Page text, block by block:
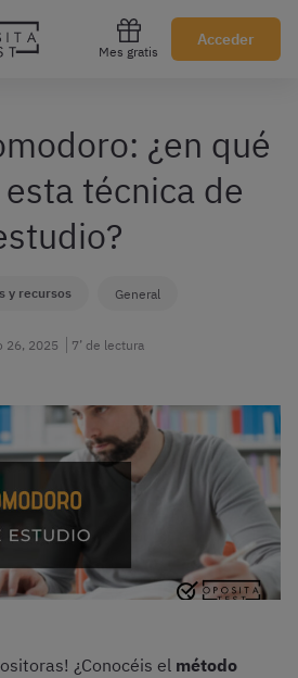
Mes gratis
Acceder
gratis
¿en qué
técnica de
y recursos General
26, 2025 7’ de lectura
¿Conocéis el método